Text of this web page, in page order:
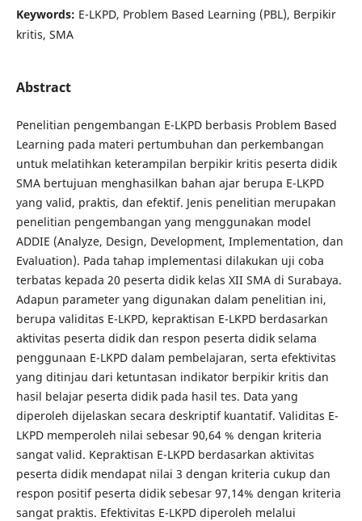
Keywords: E-LKPD, Problem Based Learning (PBL), Berpikir
kritis, SMA
Abstract
Penelitian pengembangan E-LKPD berbasis Problem Based
Learning pada materi pertumbuhan dan perkembangan
untuk melatihkan keterampilan berpikir kritis peserta didik
SMA bertujuan menghasilkan bahan ajar berupa E-LKPD
yang valid, praktis, dan efektif. Jenis penelitian merupakan
penelitian pengembangan yang menggunakan model
ADDIE (Analyze, Design, Development, Implementation, dan
Evaluation). Pada tahap implementasi dilakukan uji coba
terbatas kepada 20 peserta didik kelas XII SMA di Surabaya.
Adapun parameter yang digunakan dalam penelitian ini,
berupa validitas E-LKPD, kepraktisan E-LKPD berdasarkan
aktivitas peserta didik dan respon peserta didik selama
penggunaan E-LKPD dalam pembelajaran, serta efektivitas
yang ditinjau dari ketuntasan indikator berpikir kritis dan
hasil belajar peserta didik pada hasil tes. Data yang
diperoleh dijelaskan secara deskriptif kuantatif. Validitas E-
LKPD memperoleh nilai sebesar 90,64 % dengan kriteria
sangat valid. Kepraktisan E-LKPD berdasarkan aktivitas
peserta didik mendapat nilai 3 dengan kriteria cukup dan
respon positif peserta didik sebesar 97,14% dengan kriteria
sangat praktis. Efektivitas E-LKPD diperoleh melalui